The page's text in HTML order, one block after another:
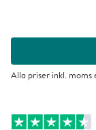
Alla priser inkl. moms